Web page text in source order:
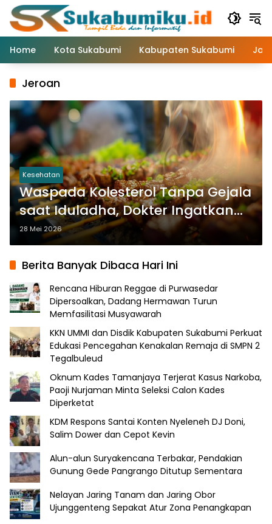
Langsung
konten
Home
Kota Sukabumi Kabupaten Sukabumi
Jeroan
Kesehatan
Waspada Kolesterol Tanpa Gejala
saat Iduladha, Dokter Ingatkan
Bahaya Konsumsi Jeroan
Berlebihan
28 Mei 2026
Berita Banyak Dibaca Hari Ini
Rencana Hiburan Reggae di Purwasedar
Dipersoalkan, Dadang Hermawan Turun
Memfasilitasi Musyawarah
KKN UMMI dan Disdik Kabupaten Sukabumi Perkuat
Edukasi Pencegahan Kenakalan Remaja di SMPN 2
Tegalbuleud
Oknum Kades Tamanjaya Terjerat Kasus Narkoba,
Paoji Nurjaman Minta Seleksi Calon Kades
Diperketat
KDM Respons Santai Konten Nyeleneh DJ Doni,
Salim Dower dan Cepot Kevin
Alun-alun Suryakencana Terbakar, Pendakian
Gunung Gede Pangrango Ditutup Sementara
Nelayan Jaring Tanam dan Jaring Obor
Ujunggenteng Sepakat Atur Zona Penangkapan